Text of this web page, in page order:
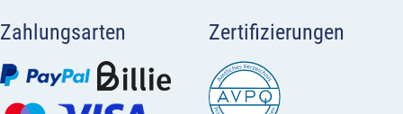
Zahlungsarten Zertifizierungen